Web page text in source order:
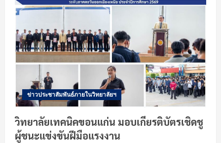
ข่าวประชาสัมพันธ์ภายในวิทยาลัยฯ
วิทยาลัยเทคนิคขอนแก่น มอบเกียรติบัตรเชิดชู
ผู้ชนะแข่งขันฝีมือแรงงาน